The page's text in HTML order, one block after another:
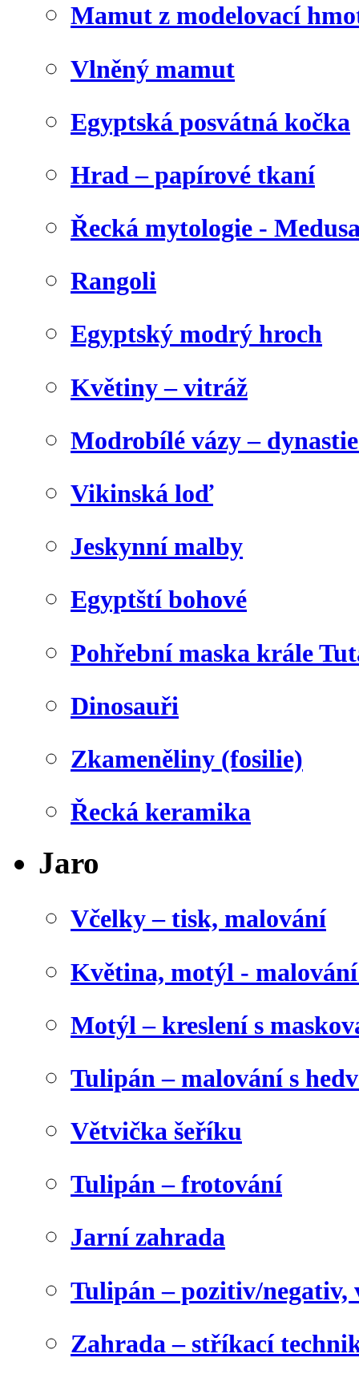
Mamut z modelovací
Vlněný mamut
Egyptská posvátná kočka
Hrad – papírové tkaní
Řecká mytologie -
Rangoli
Egyptský modrý hroch
Květiny – vitráž
Modrobílé vázy –
Vikinská loď
Jeskynní malby
Egyptští bohové
Pohřební maska krále
Dinosauři
Zkameněliny (fosilie)
Řecká keramika
Jaro
Včelky – tisk, malování
Květina, motýl -
Motýl – kreslení s
Tulipán – malování s
Větvička šeříku
Tulipán – frotování
Jarní zahrada
Tulipán – pozitiv/negativ,
Zahrada – stříkací